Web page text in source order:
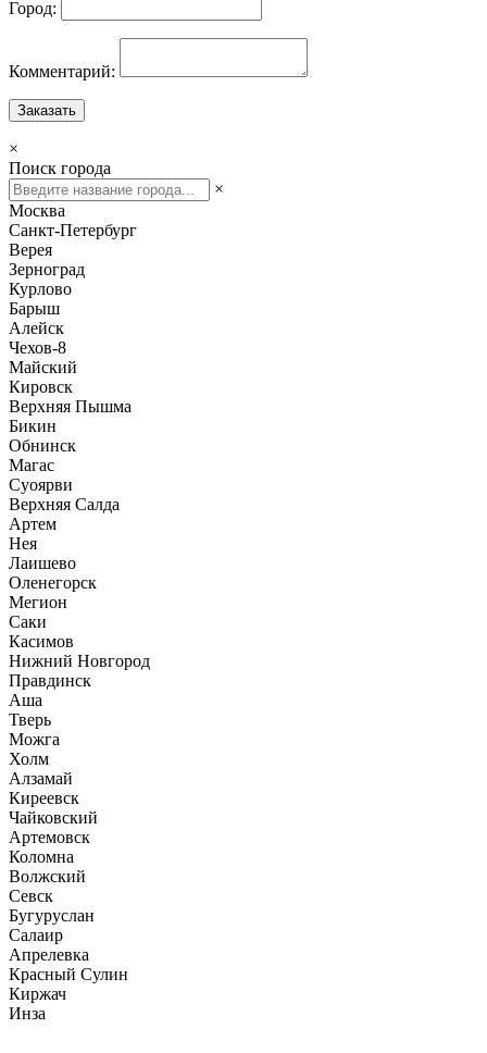
Город:
Комментарий:
Заказать
×
Поиск города
×
Москва
Санкт-Петербург
Верея
Зерноград
Курлово
Барыш
Алейск
Чехов-8
Майский
Кировск
Верхняя Пышма
Бикин
Обнинск
Магас
Суоярви
Верхняя Салда
Артем
Нея
Лаишево
Оленегорск
Мегион
Саки
Касимов
Нижний Новгород
Правдинск
Аша
Тверь
Можга
Холм
Алзамай
Киреевск
Чайковский
Артемовск
Коломна
Волжский
Севск
Бугуруслан
Салаир
Апрелевка
Красный Сулин
Киржач
Инза